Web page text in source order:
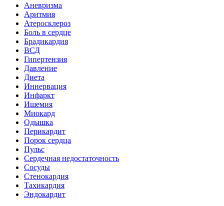
Аневризма
Аритмия
Атеросклероз
Боль в сердце
Брадикардия
ВСД
Гипертензия
Давление
Диета
Иннервация
Инфаркт
Ишемия
Миокард
Одышка
Перикардит
Порок сердца
Пульс
Сердечная недостаточность
Сосуды
Стенокардия
Тахикардия
Эндокардит